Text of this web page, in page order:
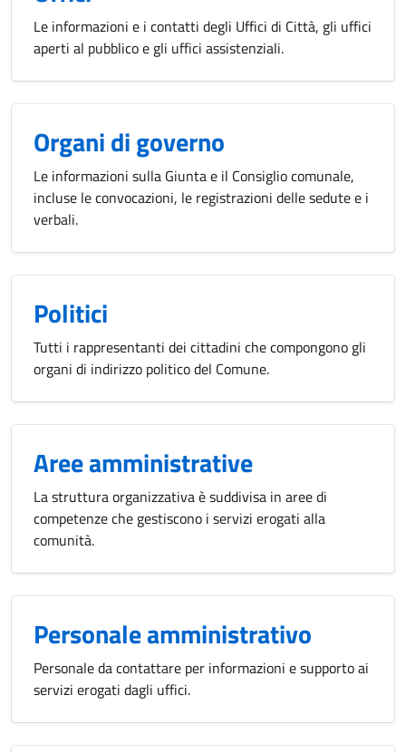
Le informazioni e i contatti degli Uffici di Città, gli uffici
aperti al pubblico e gli uffici assistenziali.
Organi di governo
Le informazioni sulla Giunta e il Consiglio comunale,
incluse le convocazioni, le registrazioni delle sedute e i
verbali.
Politici
Tutti i rappresentanti dei cittadini che compongono gli
organi di indirizzo politico del Comune.
Aree amministrative
La struttura organizzativa è suddivisa in aree di
competenze che gestiscono i servizi erogati alla
comunità.
Personale amministrativo
Personale da contattare per informazioni e supporto ai
servizi erogati dagli uffici.